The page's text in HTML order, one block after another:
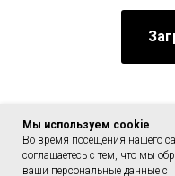
Мы используем сookie
Во время посещения нашего
соглашаетесь с тем, что мы
ваши персональные данные с